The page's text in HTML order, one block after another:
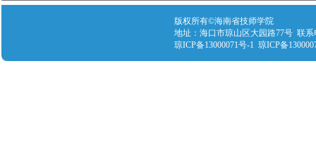
版权所有©海南省技师学院
地址：海口市琼山区大园路77号 联系
琼ICP备13000071号-1 琼ICP备